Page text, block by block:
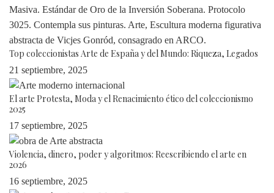
Top coleccionistas Arte de España y del Mundo: Riqueza, Legados
21 septiembre, 2025
El arte Protesta, Moda y el Renacimiento ético del coleccionismo
2025
17 septiembre, 2025
Violencia, dinero, poder y algoritmos: Reescribiendo el arte en
2026
16 septiembre, 2025